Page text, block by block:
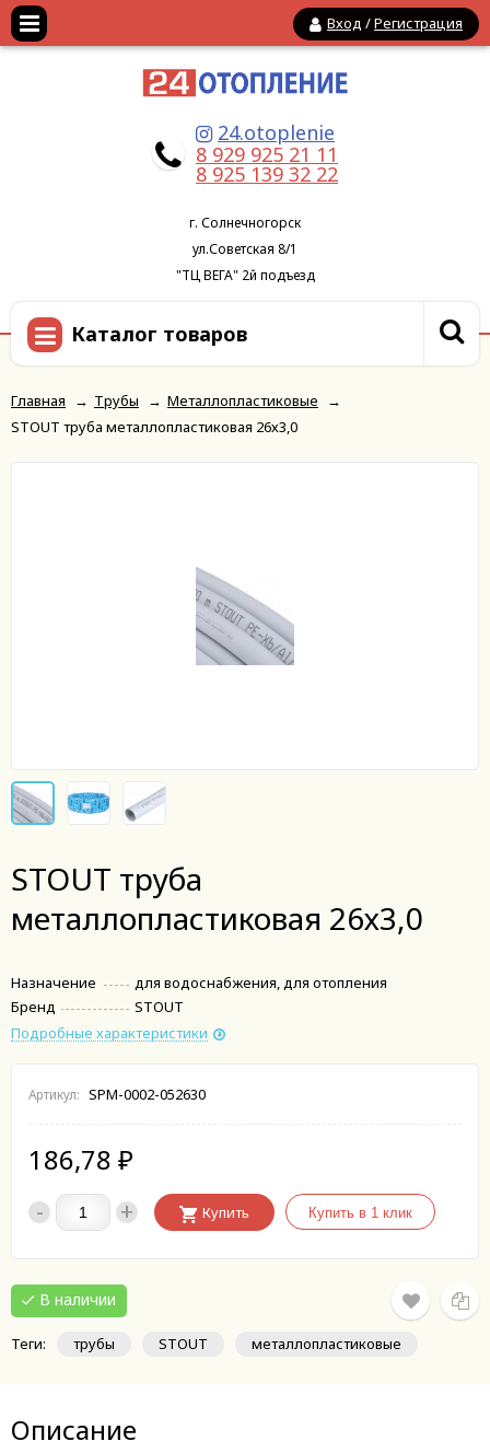
Вход /Регистрация
24.otoplenie
8 929 925 21 11
8 925 139 32 22
г. Солнечногорск
ул.Советская 8/1
"ТЦ ВЕГА" 2й подъезд
Каталог товаров
Главная → Трубы → Металлопластиковые
→
STOUT труба металлопластиковая 26х3,0
STOUT труба
металлопластиковая 26х3,0
Назначение
для водоснабжения, для отопления
Бренд
STOUT
Подробные характеристики
Артикул: SPM-0002-052630
186,78 ₽
- + Купить
В наличии
Теги: трубы STOUT металлопластиковые
Описание